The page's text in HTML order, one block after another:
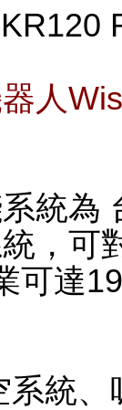
人
統為
，可
可達
系統、